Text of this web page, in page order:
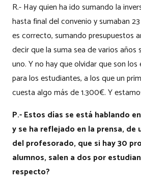
R.- Hay quien ha ido sumando la
hasta final del convenio y sumaban
es correcto, sumando presupuestos
decir que la suma sea de varios años
uno. Y no hay que olvidar que son
para los estudiantes, a los que un
cuesta algo más de 1.300€. Y
P.- Estos días se está hablando
y se ha reflejado en la prensa, de
del profesorado, que si hay 30
alumnos, salen a dos por
respecto?